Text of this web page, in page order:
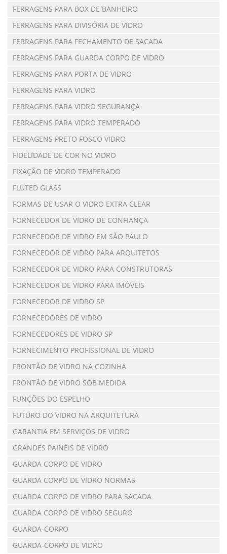
FERRAGENS PARA BOX DE BANHEIRO
FERRAGENS PARA DIVISÓRIA DE VIDRO
FERRAGENS PARA FECHAMENTO DE SACADA
FERRAGENS PARA GUARDA CORPO DE VIDRO
FERRAGENS PARA PORTA DE VIDRO
FERRAGENS PARA VIDRO
FERRAGENS PARA VIDRO SEGURANÇA
FERRAGENS PARA VIDRO TEMPERADO
FERRAGENS PRETO FOSCO VIDRO
FIDELIDADE DE COR NO VIDRO
FIXAÇÃO DE VIDRO TEMPERADO
FLUTED GLASS
FORMAS DE USAR O VIDRO EXTRA CLEAR
FORNECEDOR DE VIDRO DE CONFIANÇA
FORNECEDOR DE VIDRO EM SÃO PAULO
FORNECEDOR DE VIDRO PARA ARQUITETOS
FORNECEDOR DE VIDRO PARA CONSTRUTORAS
FORNECEDOR DE VIDRO PARA IMÓVEIS
FORNECEDOR DE VIDRO SP
FORNECEDORES DE VIDRO
FORNECEDORES DE VIDRO SP
FORNECIMENTO PROFISSIONAL DE VIDRO
FRONTÃO DE VIDRO NA COZINHA
FRONTÃO DE VIDRO SOB MEDIDA
FUNÇÕES DO ESPELHO
FUTURO DO VIDRO NA ARQUITETURA
GARANTIA EM SERVIÇOS DE VIDRO
GRANDES PAINÉIS DE VIDRO
GUARDA CORPO DE VIDRO
GUARDA CORPO DE VIDRO NORMAS
GUARDA CORPO DE VIDRO PARA SACADA
GUARDA CORPO DE VIDRO SEGURO
GUARDA-CORPO
GUARDA-CORPO DE VIDRO